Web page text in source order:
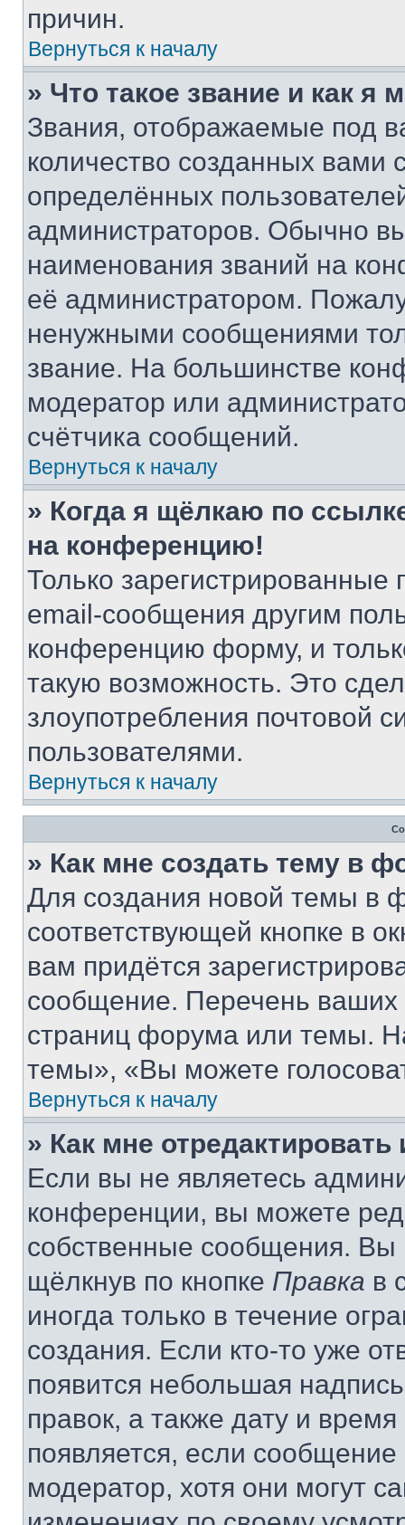
причин.
Вернуться к началу
» Что такое звание и как я
Звания, отображаемые под
количество созданных
определённых
администраторов. Обычно
наименования званий на
её администратором.
ненужными сообщениями
звание. На большинстве
модератор или
счётчика сообщений.
Вернуться к началу
» Когда я щёлкаю по
на конференцию!
Только зарегистрированные
email-сообщения другим
конференцию форму, и
такую возможность. Это
злоупотребления почтовой
пользователями.
Вернуться к началу
» Как мне создать тему в
Для создания новой темы в
соответствующей кнопке в
вам придётся
сообщение. Перечень ваших
страниц форума или темы.
темы», «Вы можете
Вернуться к началу
» Как мне
Если вы не являетесь
конференции, вы можете
собственные сообщения. Вы
щёлкнув по кнопке Правка в
иногда только в течение
создания. Если кто-то уже
появится небольшая
правок, а также дату и
появляется, если
модератор, хотя они могут